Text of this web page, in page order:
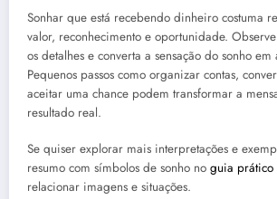
Sonhar que está recebendo dinheiro costuma
valor, reconhecimento e oportunidade.
os detalhes e converta a sensação do sonho em
Pequenos passos como organizar contas,
aceitar uma chance podem transformar a
resultado real.
Se quiser explorar mais interpretações e
resumo com símbolos de sonho no guia prático
relacionar imagens e situações.